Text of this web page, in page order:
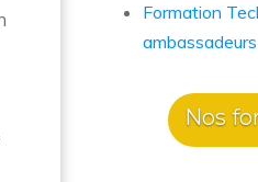
Formation
ambassadeurs
Nos